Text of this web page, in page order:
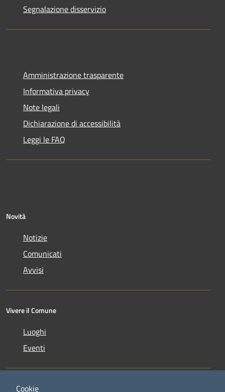
Segnalazione disservizio
Amministrazione trasparente
Informativa privacy
Note legali
Dichiarazione di accessibilità
Leggi le FAQ
Novità
Notizie
Comunicati
Avvisi
Vivere il Comune
Luoghi
Eventi
Cookie